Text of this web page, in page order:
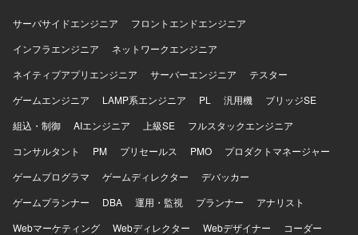
Terraform、SQL、NoSQL、Linux、Windowsといったモダ
サーバサイドエンジニア
フロントエンドエンジニア
インフラエンジニア
ネットワークエンジニア
ネイティブアプリエンジニア
サーバーエンジニア
テスター
ゲームエンジニア
LAMP系エンジニア PL 汎用機
ブリッジSE
組込・制御
AIエンジニア 上級SE
フルスタックエンジニア
コンサルタント
PM プリセールス PMO
プロダクトマネージャー
ゲームプログラマ
ゲームディレクター
デバッカー
ゲームプランナー
DBA 運用・監視 プランナー
アナリスト
Webマーケティング
Webディレクター Webデザイナー
コーダー